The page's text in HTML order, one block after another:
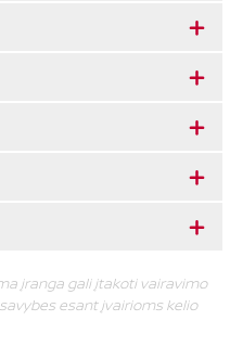
įranga gali įtakoti vairavimo
esant įvairioms kelio